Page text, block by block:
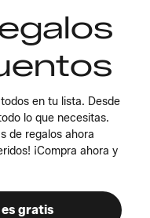
en tu lista. Desde
lo que necesitas.
de regalos ahora
¡Compra ahora y
gratis